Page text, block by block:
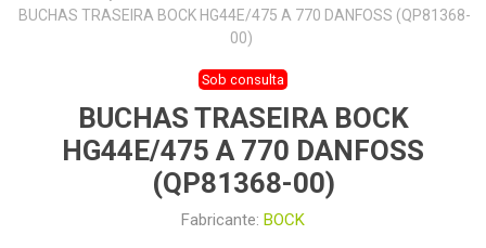
BUCHAS TRASEIRA BOCK HG44E/475 A 770 DANFOSS (QP81368-
00)
Sob consulta
BUCHAS TRASEIRA BOCK
HG44E/475 A 770 DANFOSS
(QP81368-00)
Fabricante: BOCK